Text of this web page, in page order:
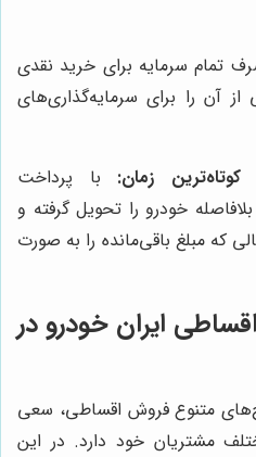
تمام سرمایه برای خرید نقدی
آن را برای سرمایه‌گذاری‌های
زمان: با پرداخت
خودرو را تحویل گرفته و
که مبلغ باقی‌مانده را به صورت
ایران خودرو در
متنوع فروش اقساطی، سعی
مشتریان خود دارد. در این